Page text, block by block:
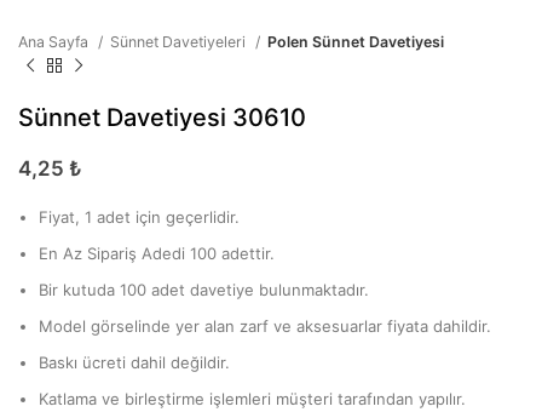
Ana Sayfa Sünnet Davetiyeleri Polen Sünnet Davetiyesi
Sünnet Davetiyesi 30610
4,25 ₺
Fiyat, 1 adet için geçerlidir.
En Az Sipariş Adedi 100 adettir.
Bir kutuda 100 adet davetiye bulunmaktadır.
Model görselinde yer alan zarf ve aksesuarlar fiyata dahildir.
Baskı ücreti dahil değildir.
Katlama ve birleştirme işlemleri müşteri tarafından yapılır.